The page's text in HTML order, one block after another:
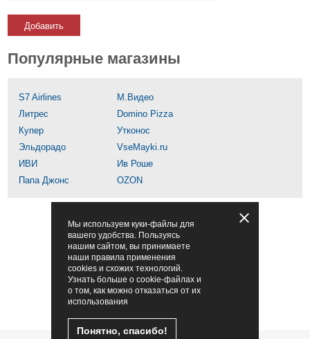
Добавить
Популярные магазины
S7 Airlines
М.Видео
Литрес
Domino Pizza
Купер
Утконос
Эльдорадо
VseMayki.ru
ИВИ
Ив Роше
Папа Джонс
OZON
Мы используем куки-файлы для
вашего удобства. Пользуясь
нашим сайтом, вы принимаете
наши правила применения
cookies и схожих технологий.
Узнать больше о cookie-файлах и
о том, как можно отказаться от их
использования
Понятно, спасибо!